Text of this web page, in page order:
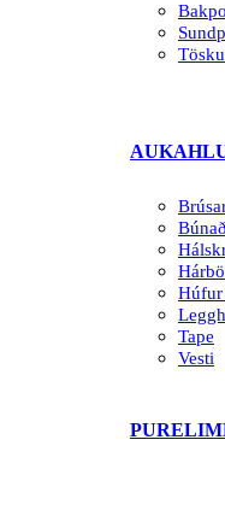
Tape
Vesti